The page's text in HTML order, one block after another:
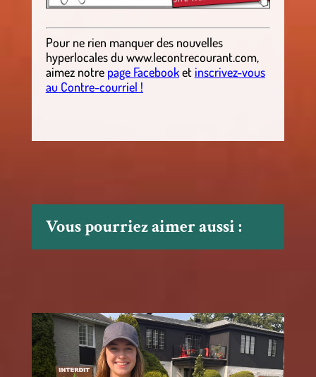
Pour ne rien manquer des nouvelles
hyperlocalesdu www.lecontrecourant.com,
aimez notre page Facebooket inscrivez-vous
au Contre-courriel !
Vous pourriez aimer aussi :